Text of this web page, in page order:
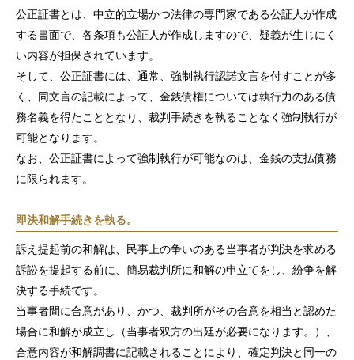
リモート相談
面会交流サポート制度
サマークラーク・ウィンタークラーク募集
お知らせ
弁護士ブログ
法律相談コラム
お問い合わせフォーム
公正証書とは、中立的立場かつ法律の専門家である公証人が作成
する書面で、各条項も公証人が作成しますので、疑義が生じにく
い内容が担保されています。
そして、公正証書には、通常、強制執行認諾文言を付すことが多
く、同文言の記載によって、金銭債権については執行力のある債
務名義を得たこととなり、裁判手続きを執ることなく強制執行が
可能となります。
なお、公正証書によって強制執行が可能なのは、金銭の支払債務
に限られます。
即決和解手続きを執る。
訴え提起前の和解は、民事上の争いのある当事者が判決を求める
訴訟を提起する前に、簡易裁判所に和解の申立てをし、紛争を解
決する手続です。
当事者間に合意があり、かつ、裁判所がその合意を相当と認めた
場合に和解が成立し（当事者双方の出廷が必要になります。）、
合意内容が和解調書に記載されることにより、確定判決と同一の